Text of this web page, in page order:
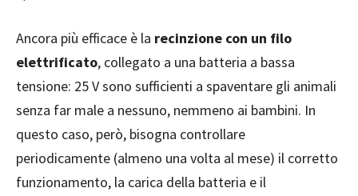
Ancora più efficace è la recinzione con un filo
elettrificato, collegato a una batteria a bassa
tensione: 25 V sono sufficienti a spaventare gli animali
senza far male a nessuno, nemmeno ai bambini. In
questo caso, però, bisogna controllare
periodicamente (almeno una volta al mese) il corretto
funzionamento, la carica della batteria e il